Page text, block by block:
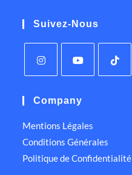
Suivez-Nous
Company
Mentions Légales
Conditions Générales
Politique de Confidentialité